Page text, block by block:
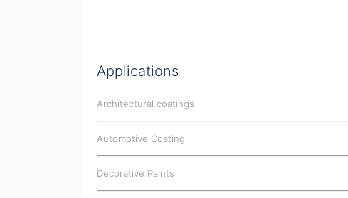
Applications
Architectural coatings
Automotive Coating
Decorative Paints